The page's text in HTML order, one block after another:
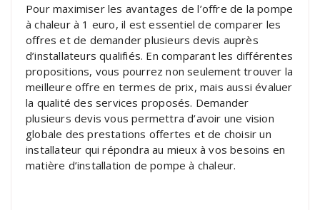
Pour maximiser les avantages de l’offre de la pompe
à chaleur à 1 euro, il est essentiel de comparer les
offres et de demander plusieurs devis auprès
d’installateurs qualifiés. En comparant les différentes
propositions, vous pourrez non seulement trouver la
meilleure offre en termes de prix, mais aussi évaluer
la qualité des services proposés. Demander
plusieurs devis vous permettra d’avoir une vision
globale des prestations offertes et de choisir un
installateur qui répondra au mieux à vos besoins en
matière d’installation de pompe à chaleur.